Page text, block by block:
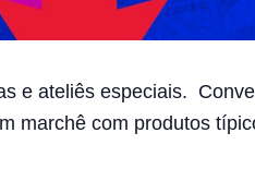
e ateliês especiais.
marchê com produtos